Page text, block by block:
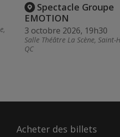
Spectacle Groupe
EMOTION
3 octobre 2026, 19h30
Salle Théâtre La Scène, Saint-
QC
Acheter des billets